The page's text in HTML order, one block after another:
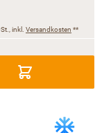
inkl. Versandkosten **